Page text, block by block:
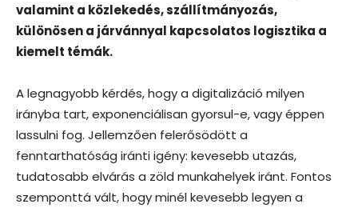
valamint a közlekedés, szállítmányozás,
különösen a járvánnyal kapcsolatos logisztika a
kiemelt témák.
A legnagyobb kérdés, hogy a digitalizáció milyen
irányba tart, exponenciálisan gyorsul-e, vagy éppen
lassulni fog. Jellemzően felerősödött a
fenntarthatóság iránti igény: kevesebb utazás,
tudatosabb elvárás a zöld munkahelyek iránt. Fontos
szemponttá vált, hogy minél kevesebb legyen a